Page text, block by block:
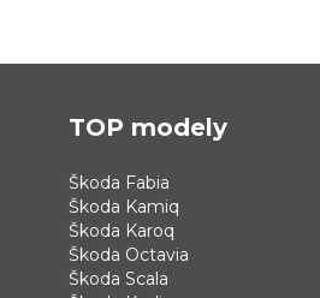
TOP modely
Škoda Fabia
Škoda Kamiq
Škoda Karoq
Škoda Octavia
Škoda Scala